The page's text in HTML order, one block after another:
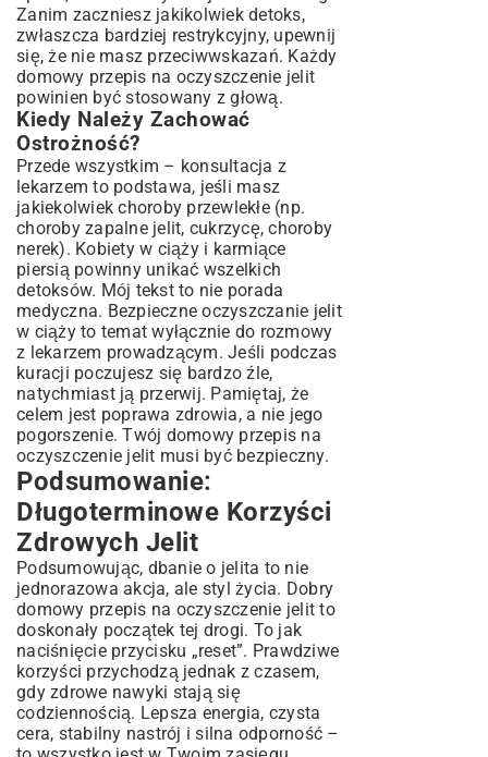
Zanim zaczniesz jakikolwiek detoks,
zwłaszcza bardziej restrykcyjny, upewnij
się, że nie masz przeciwwskazań. Każdy
domowy przepis na oczyszczenie jelit
powinien być stosowany z głową.
Kiedy Należy Zachować
Ostrożność?
Przede wszystkim – konsultacja z
lekarzem to podstawa, jeśli masz
jakiekolwiek choroby przewlekłe (np.
choroby zapalne jelit, cukrzycę, choroby
nerek). Kobiety w ciąży i karmiące
piersią powinny unikać wszelkich
detoksów. Mój tekst to nie porada
medyczna. Bezpieczne oczyszczanie jelit
w ciąży to temat wyłącznie do rozmowy
z lekarzem prowadzącym. Jeśli podczas
kuracji poczujesz się bardzo źle,
natychmiast ją przerwij. Pamiętaj, że
celem jest poprawa zdrowia, a nie jego
pogorszenie. Twój domowy przepis na
oczyszczenie jelit musi być bezpieczny.
Podsumowanie:
Długoterminowe Korzyści
Zdrowych Jelit
Podsumowując, dbanie o jelita to nie
jednorazowa akcja, ale styl życia. Dobry
domowy przepis na oczyszczenie jelit to
doskonały początek tej drogi. To jak
naciśnięcie przycisku „reset”. Prawdziwe
korzyści przychodzą jednak z czasem,
gdy zdrowe nawyki stają się
codziennością. Lepsza energia, czysta
cera, stabilny nastrój i silna odporność –